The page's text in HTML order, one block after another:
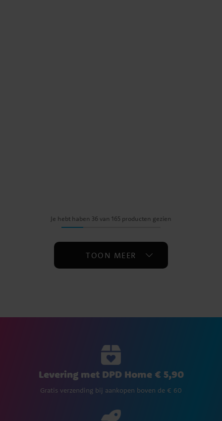
Je hebt haben 36 van 165 producten gezien
TOON MEER
Levering met DPD Home € 5,90
Gratis verzending bij aankopen boven de € 60